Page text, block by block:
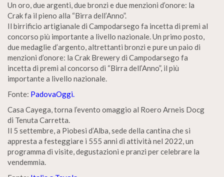
Un oro, due argenti, due bronzi e due menzioni d’onore: la
Crak fa il pieno alla “Birra dell’Anno”.
Il birrificio artigianale di Campodarsego fa incetta di premi al
concorso più importante a livello nazionale. Un primo posto,
due medaglie d’argento, altrettanti bronzi e pure un paio di
menzioni d’onore: la Crak Brewery di Campodarsego fa
incetta di premi al concorso di “Birra dell’Anno”, il più
importante a livello nazionale.
Fonte: PadovaOggi.
Casa Cayega, torna l’evento omaggio al Roero Arneis Docg
di Tenuta Carretta.
Il 5 settembre, a Piobesi d’Alba, sede della cantina che si
appresta a festeggiare i 555 anni di attività nel 2022, un
programma di visite, degustazioni e pranzi per celebrare la
vendemmia.